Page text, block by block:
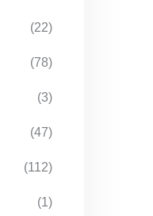
(22)
(78)
(3)
(47)
(112)
(1)